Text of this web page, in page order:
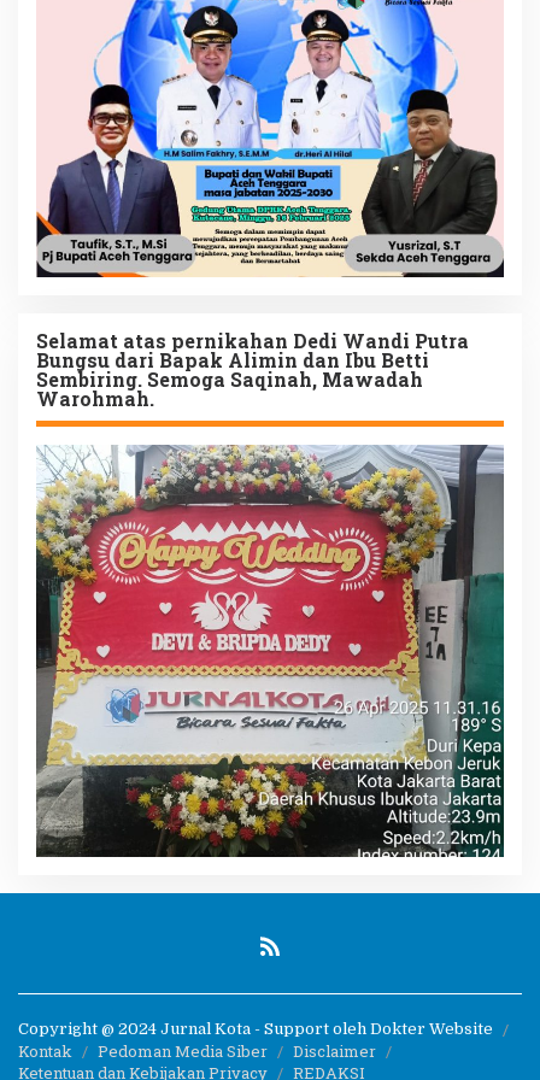
Selamat atas pernikahan Dedi Wandi Putra
Bungsu dari Bapak Alimin dan Ibu Betti
Sembiring. Semoga Saqinah, Mawadah
Warohmah.
Copyright @ 2024 Jurnal Kota - Support oleh Dokter Website
Kontak Pedoman Media Siber
Disclaimer
Ketentuan dan Kebijakan Privacy
REDAKSI